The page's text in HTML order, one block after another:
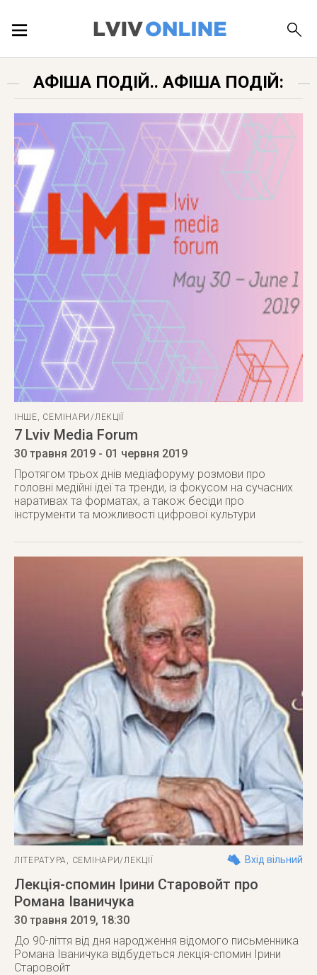
ЛОКАЦІЇ
ПУБЛІКАЦІЇ
ДОВІДКА
АФІША ПОДІЙ.. АФІША ПОДІЙ:
ІНШЕ, СЕМІНАРИ/ЛЕКЦІЇ
7 Lviv Media Forum
30 травня 2019 - 01 червня 2019
Протягом трьох днів медіафоруму розмови про
головні медійні ідеї та тренди, із фокусом на сучасних
наративах та форматах, а також бесіди про
інструменти та можливості цифрової культури
ЛІТЕРАТУРА , СЕМІНАРИ/ЛЕКЦІЇ Вхід вільний
Лекція-спомин Ірини Старовойт про
Романа Іваничука
30 травня 2019, 18:30
До 90-ліття від дня народження відомого письменника
Романа Іваничука відбудеться лекція-спомин Ірини
Старовойт